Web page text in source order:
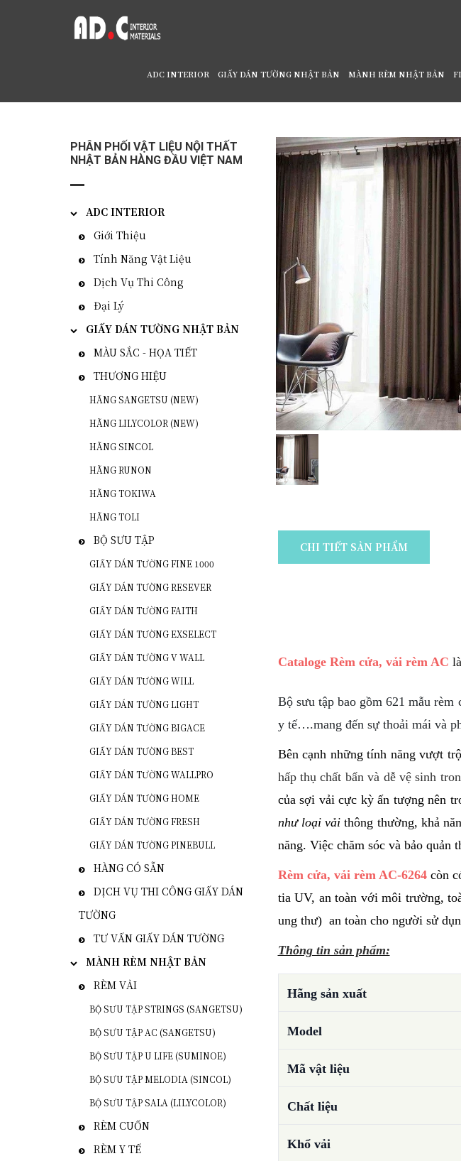
ADC INTERIOR GIẤY DÁN TƯỜNG NHẬT BẢN MÀNH RÈM NHẬT BẢN
Rèm Cửa, Vải Rèm Nhật Bản AC-6264
CHI TIẾT SẢN PHẨM
Cataloge Rèm cửa, vải rèm AC
Bộ sưu tập bao gồm 621 mẫu
y tế….mang đến sự thoải mái và
Bên cạnh những tính năng vượt
hấp thụ chất bẩn và dễ vệ sinh
của sợi vải cực kỳ ấn tượng nên
như loại vảithông thường, khả
năng. Việc chăm sóc và bảo quản
Rèm cửa, vải rèm AC-6264còn
tia UV, an toàn với môi trường,
ung thư) an toàn cho người sử
Thông tin sản phẩm:
Hãng sản xuất
Model
Mã vật liệu
Chất liệu
Khổ vải
PHÂN PHỐI VẬT LIỆU NỘI THẤT
NHẬT BẢN HÀNG ĐẦU VIỆT NAM
ADC INTERIOR
Giới Thiệu
Tính Năng Vật Liệu
Dịch Vụ Thi Công
Đại Lý
GIẤY DÁN TƯỜNG NHẬT BẢN
MÀU SẮC - HỌA TIẾT
THƯƠNG HIỆU
HÃNG SANGETSU (NEW)
HÃNG LILYCOLOR (NEW)
HÃNG SINCOL
HÃNG RUNON
HÃNG TOKIWA
HÃNG TOLI
BỘ SƯU TẬP
GIẤY DÁN TƯỜNG FINE 1000
GIẤY DÁN TƯỜNG RESEVER
GIẤY DÁN TƯỜNG FAITH
GIẤY DÁN TƯỜNG EXSELECT
GIẤY DÁN TƯỜNG V WALL
GIẤY DÁN TƯỜNG WILL
GIẤY DÁN TƯỜNG LIGHT
GIẤY DÁN TƯỜNG BIGACE
GIẤY DÁN TƯỜNG BEST
GIẤY DÁN TƯỜNG WALLPRO
GIẤY DÁN TƯỜNG HOME
GIẤY DÁN TƯỜNG FRESH
GIẤY DÁN TƯỜNG PINEBULL
HÀNG CÓ SẴN
DỊCH VỤ THI CÔNG GIẤY DÁN
TƯỜNG
TƯ VẤN GIẤY DÁN TƯỜNG
MÀNH RÈM NHẬT BẢN
RÈM VẢI
BỘ SƯU TẬP STRINGS (SANGETSU)
BỘ SƯU TẬP AC (SANGETSU)
BỘ SƯU TẬP U LIFE (SUMINOE)
BỘ SƯU TẬP MELODIA (SINCOL)
BỘ SƯU TẬP SALA (LILYCOLOR)
RÈM CUỐN
RÈM Y TẾ